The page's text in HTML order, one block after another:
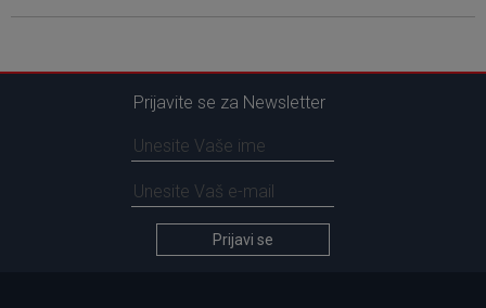
Prijavite se za Newsletter
Prijavi se